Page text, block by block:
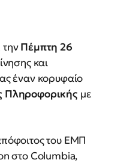
Πέμπτη 26
και
έναν κορυφαίο
Πληροφορικήςμε
του ΕΜΠ
στο Columbia,